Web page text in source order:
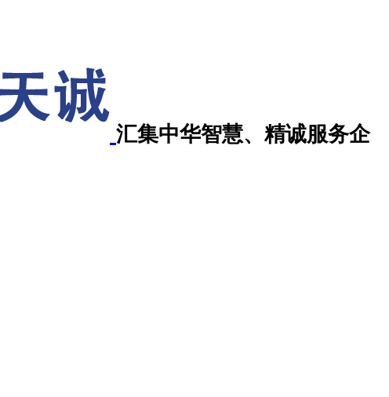
汇集中华智慧、精诚服务企